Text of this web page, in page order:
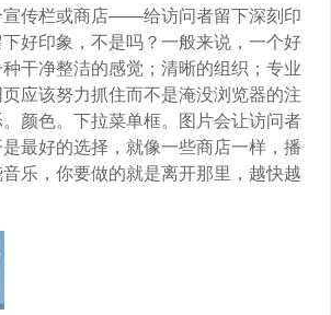
宣传栏或商店——给访问者留下深刻印
好印象，不是吗？一般来说，一个好
干净整洁的感觉；清晰的组织；专业
应该努力抓住而不是淹没浏览器的注
颜色。下拉菜单框。图片会让访问者
最好的选择，就像一些商店一样，播
乐，你要做的就是离开那里，越快越